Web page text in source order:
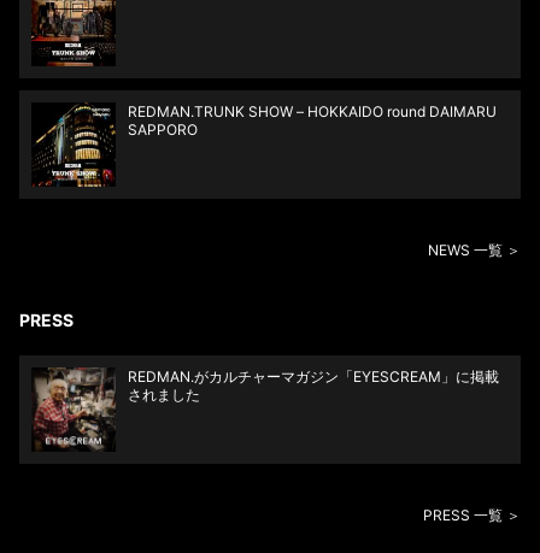
REDMAN.TRUNK SHOW – HOKKAIDO round DAIMARU
SAPPORO
NEWS 一覧 ＞
PRESS
REDMAN.がカルチャーマガジン「EYESCREAM」に掲載
されました
PRESS 一覧 ＞